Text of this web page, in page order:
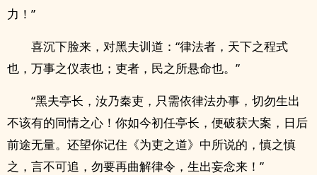
力！”
喜沉下脸来，对黑夫训道：“律法者，天下之程式
也，万事之仪表也；吏者，民之所悬命也。”
“黑夫亭长，汝乃秦吏，只需依律法办事，切勿生出
不该有的同情之心！你如今初任亭长，便破获大案，日后
前途无量。还望你记住《为吏之道》中所说的，慎之慎
之，言不可追，勿要再曲解律令，生出妄念来！”